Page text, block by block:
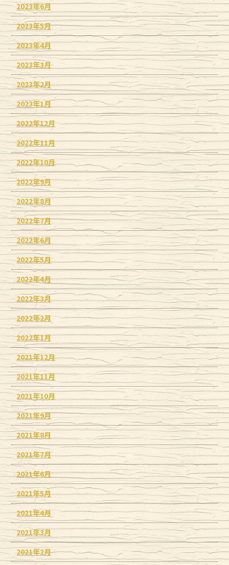
2023年6月
2023年5月
2023年4月
2023年3月
2023年2月
2023年1月
2022年12月
2022年11月
2022年10月
2022年9月
2022年8月
2022年7月
2022年6月
2022年5月
2022年4月
2022年3月
2022年2月
2022年1月
2021年12月
2021年11月
2021年10月
2021年9月
2021年8月
2021年7月
2021年6月
2021年5月
2021年4月
2021年3月
2021年2月